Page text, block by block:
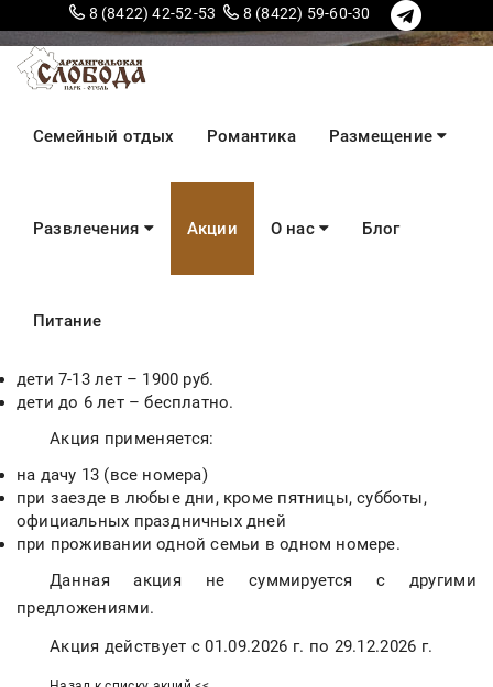
8 (8422) 42-52-53 8 (8422) 59-60-30
Семейный отдых Романтика Размещение
Развлечения Акции О нас Блог
Питание
Семейная слобода
Специальные цены для семей с детьми до 14 лет:
дети 7-13 лет – 1900 руб.
дети до 6 лет – бесплатно.
Акция применяется:
на дачу 13 (все номера)
при заезде в любые дни, кроме пятницы, субботы,
официальных праздничных дней
при проживании одной семьи в одном номере.
Данная акция не суммируется с другими
предложениями.
Акция действует с 01.09.2026 г. по 29.12.2026 г.